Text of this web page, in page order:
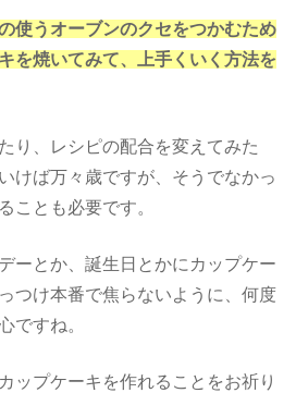
使うオーブンのクセをつかむため
を焼いてみて、上手くいく方法を
り、レシピの配合を変えてみた
けば万々歳ですが、そうでなかっ
ことも必要です。
ーとか、誕生日とかにカップケー
つけ本番で焦らないように、何度
ですね。
ップケーキを作れることをお祈り